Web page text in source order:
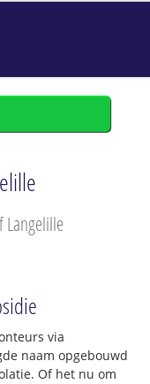
Langelille
via
naam opgebouwd
Of het nu om